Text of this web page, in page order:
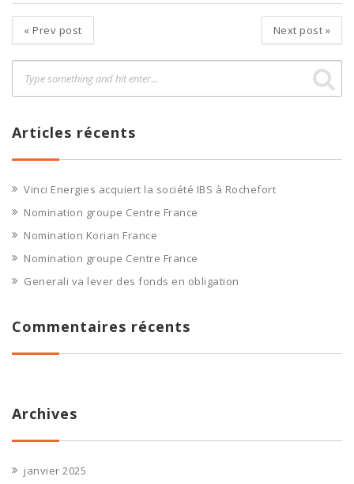
« Prev post Next post »
Articles récents
Vinci Energies acquiert la société IBS à Rochefort
Nomination groupe Centre France
Nomination Korian France
Nomination groupe Centre France
Generali va lever des fonds en obligation
Commentaires récents
Archives
janvier 2025